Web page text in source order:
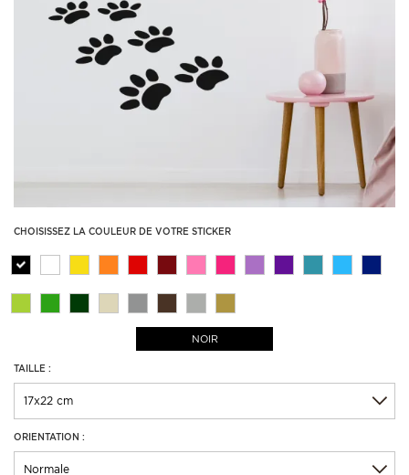
CHOISISSEZ LA COULEUR DE VOTRE STICKER
NOIR
TAILLE :
ORIENTATION :